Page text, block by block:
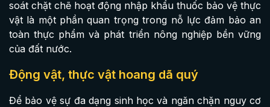
soát chặt chẽ hoạt động nhập khẩu thuốc bảo vệ thực
vật là một phần quan trọng trong nỗ lực đảm bảo an
toàn thực phẩm và phát triển nông nghiệp bền vững
của đất nước.
Động vật, thực vật hoang dã quý
Để bảo vệ sự đa dạng sinh học và ngăn chặn nguy cơ